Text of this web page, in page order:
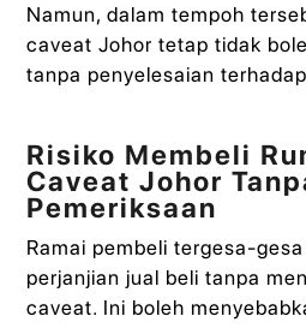
Namun, dalam tempoh
caveat Johor tetap tidak
tanpa penyelesaian
Risiko Membeli
Caveat Johor
Pemeriksaan
Ramai pembeli tergesa-
perjanjian jual beli tanpa
caveat. Ini boleh